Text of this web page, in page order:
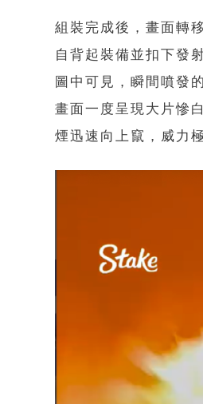
組裝完成後，畫面轉
自背起裝備並扣下發
圖中可見，瞬間噴發
畫面一度呈現大片慘
煙迅速向上竄，威力